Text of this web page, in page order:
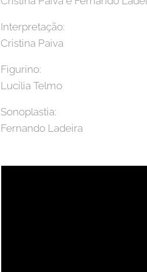
Interpretação:
Cristina Paiva
Figurino:
Lucília Telmo
Sonoplastia:
Fernando Ladeira